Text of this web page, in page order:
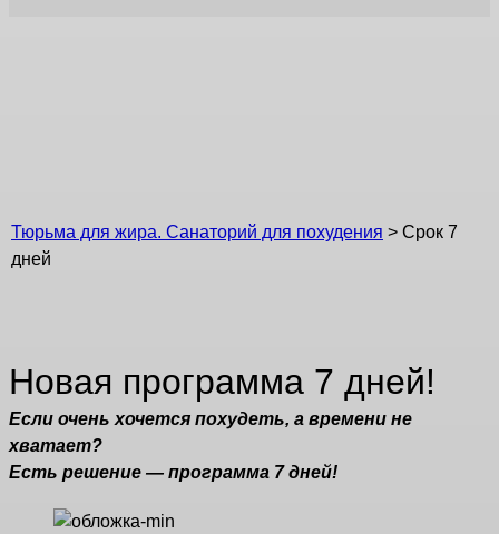
Тюрьма для жира. Санаторий для похудения > Срок 7
дней
Новая программа 7 дней!
Если очень хочется похудеть, а времени не
хватает?
Есть решение — программа 7 дней!